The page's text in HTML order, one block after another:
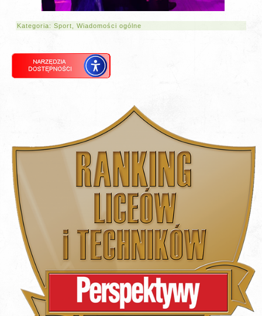
Kategoria:Sport ,Wiadomości ogólne